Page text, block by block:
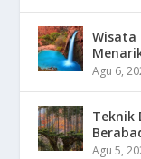
Wisata
Agu 6,
Teknik
Agu 5,